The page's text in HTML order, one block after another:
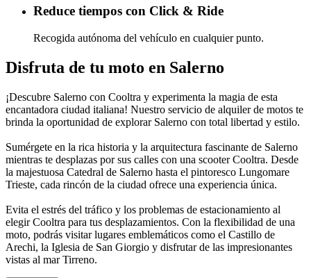
Reduce tiempos con Click & Ride
Recogida autónoma del vehículo en cualquier punto.
Disfruta de tu moto en Salerno
¡Descubre Salerno con Cooltra y experimenta la magia de esta
encantadora ciudad italiana! Nuestro servicio de alquiler de motos te
brinda la oportunidad de explorar Salerno con total libertad y estilo.
Sumérgete en la rica historia y la arquitectura fascinante de Salerno
mientras te desplazas por sus calles con una scooter Cooltra. Desde
la majestuosa Catedral de Salerno hasta el pintoresco Lungomare
Trieste, cada rincón de la ciudad ofrece una experiencia única.
Evita el estrés del tráfico y los problemas de estacionamiento al
elegir Cooltra para tus desplazamientos. Con la flexibilidad de una
moto, podrás visitar lugares emblemáticos como el Castillo de
Arechi, la Iglesia de San Giorgio y disfrutar de las impresionantes
vistas al mar Tirreno.